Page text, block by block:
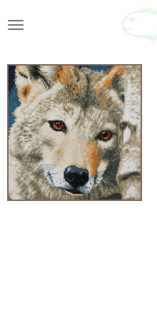
direct
de
hoofdinhoud